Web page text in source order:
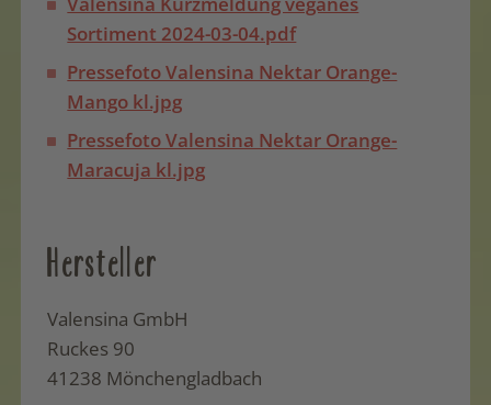
Sortiment 2024-03-04.pdf
Pressefoto Valensina Nektar Orange-
Mango kl.jpg
Pressefoto Valensina Nektar Orange-
Maracuja kl.jpg
Hersteller
Valensina GmbH
Ruckes 90
41238 Mönchengladbach